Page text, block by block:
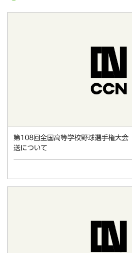
第108回全国高等学校野球選手権大
送について